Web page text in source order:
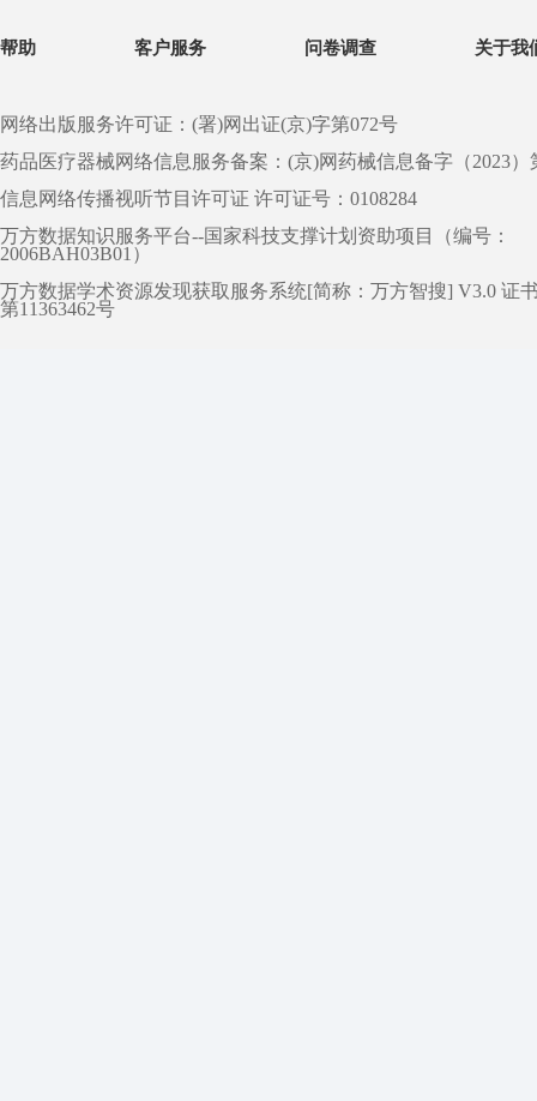
帮助 客户服务 问卷调查 关于我
网络出版服务许可证：(署)网出证(京)字第072号
药品医疗器械网络信息服务备案：(京)网药械信息备字（2023）
信息网络传播视听节目许可证 许可证号：0108284
万方数据知识服务平台--国家科技支撑计划资助项目（编号：
2006BAH03B01）
万方数据学术资源发现获取服务系统[简称：万方智搜] V3.0 证
第11363462号